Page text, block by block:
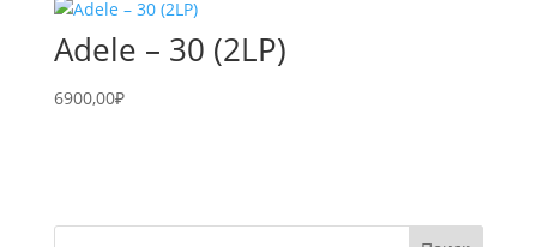
Adele – 30 (2LP)
6900,00₽